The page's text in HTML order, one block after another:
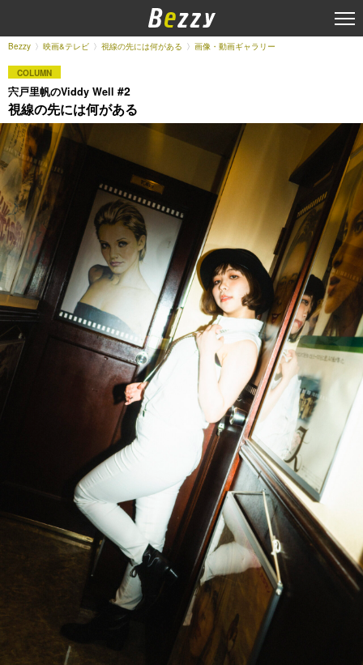
Bezzy 映画&テレビ 視線の先には何がある 画像・動画ギャラリー
COLUMN
宍戸里帆のViddy Well #2
視線の先には何がある